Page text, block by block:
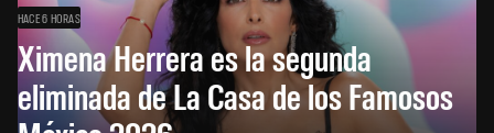
HACE 6 HORAS
Ximena Herrera es la segunda
eliminada de La Casa de los Famosos